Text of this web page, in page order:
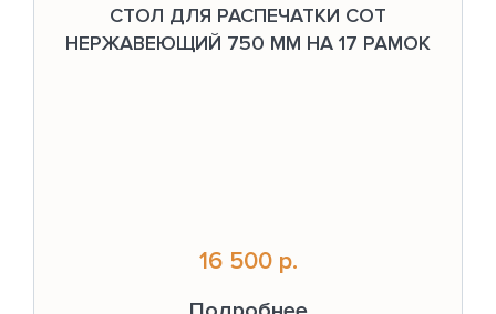
СТОЛ ДЛЯ РАСПЕЧАТКИ СОТ
НЕРЖАВЕЮЩИЙ 750 ММ НА 17 РАМОК
16 500 р.